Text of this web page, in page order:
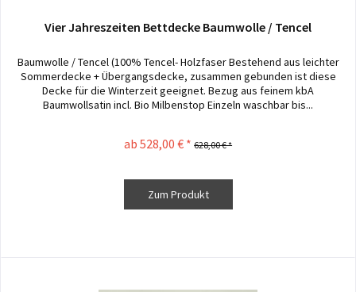
Vier Jahreszeiten Bettdecke Baumwolle / Tencel
Baumwolle / Tencel (100% Tencel- Holzfaser Bestehend aus leichter
Sommerdecke + Übergangsdecke, zusammen gebunden ist diese
Decke für die Winterzeit geeignet. Bezug aus feinem kbA
Baumwollsatin incl. Bio Milbenstop Einzeln waschbar bis...
ab 528,00 € * 628,00 € *
Zum Produkt